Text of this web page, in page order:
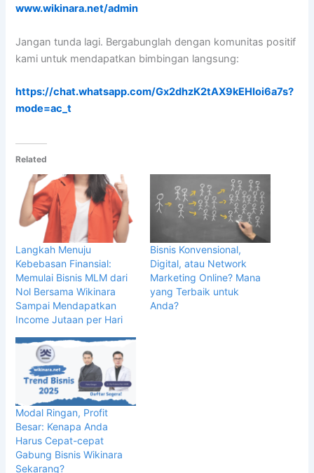
www.wikinara.net/admin
Jangan tunda lagi. Bergabunglah dengan komunitas positif
kami untuk mendapatkan bimbingan langsung:
https://chat.whatsapp.com/Gx2dhzK2tAX9kEHIoi6a7s?
mode=ac_t
Related
Langkah Menuju
Kebebasan Finansial:
Memulai Bisnis MLM dari
Nol Bersama Wikinara
Sampai Mendapatkan
Income Jutaan per Hari
Bisnis Konvensional,
Digital, atau Network
Marketing Online? Mana
yang Terbaik untuk
Anda?
Modal Ringan, Profit
Besar: Kenapa Anda
Harus Cepat-cepat
Gabung Bisnis Wikinara
Sekarang?